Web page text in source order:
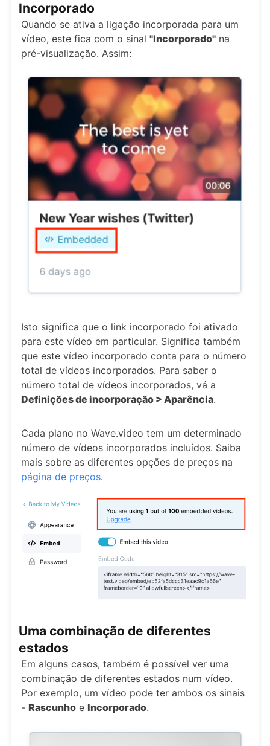
Incorporado
Quando se ativa a ligação incorporada para um
vídeo, este fica com o sinal "Incorporado" na
pré-visualização. Assim:
Isto significa que o link incorporado foi ativado
para este vídeo em particular. Significa também
que este vídeo incorporado conta para o número
total de vídeos incorporados. Para saber o
número total de vídeos incorporados, vá a
Definições de incorporação > Aparência.
Cada plano no Wave.video tem um determinado
número de vídeos incorporados incluídos. Saiba
mais sobre as diferentes opções de preços na
página de preços.
Uma combinação de diferentes
estados
Em alguns casos, também é possível ver uma
combinação de diferentes estados num vídeo.
Por exemplo, um vídeo pode ter ambos os sinais
- Rascunho e Incorporado.